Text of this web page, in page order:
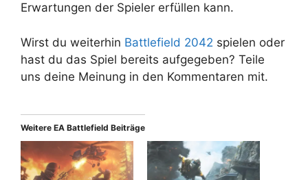
Erwartungen der Spieler erfüllen kann.
Wirst du weiterhin Battlefield 2042 spielen oder
hast du das Spiel bereits aufgegeben? Teile
uns deine Meinung in den Kommentaren mit.
Weitere EA Battlefield Beiträge